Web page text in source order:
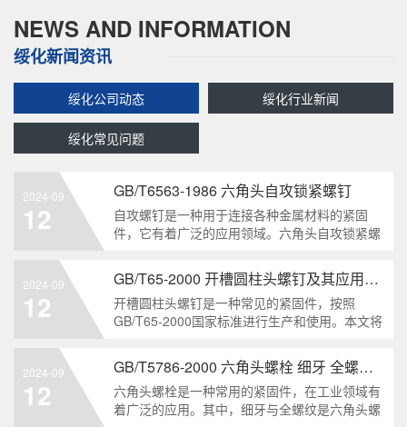
NEWS AND INFORMATION
绥化新闻资讯
绥化公司动态 绥化行业新闻
绥化常见问题
2024-09
12
GB/T6563-1986 六角头自攻锁紧螺钉
自攻螺钉是一种用于连接各种金属材料的紧固
件，它有着广泛的应用领域。六角头自攻锁紧螺
标准。本文将深度分析这种螺钉的特点、应用以
及制造要求等相关知识点，为读者提供全面的了
解。1. 六角头自
2024-09
12
GB/T65-2000 开槽圆柱头螺钉及其应用领域
开槽圆柱头螺钉是一种常见的紧固件，按照
GB/T65-2000国家标准进行生产和使用。本文将
领域，帮助读者更好地了解和应用该种螺钉。什
么是GB/T65-2000 开槽圆柱头螺钉？GB/T65-
200
2024-09
12
GB/T5786-2000 六角头螺栓 细牙 全螺纹——工业重要性和特点
六角头螺栓是一种常用的紧固件，在工业领域有
着广泛的应用。其中，细牙与全螺纹是六角头螺